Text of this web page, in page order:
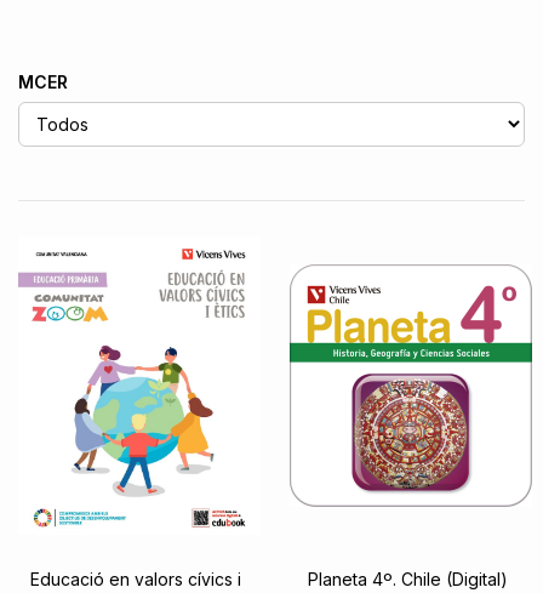
MCER
Educació en valors cívics i
Planeta 4º. Chile (Digital)